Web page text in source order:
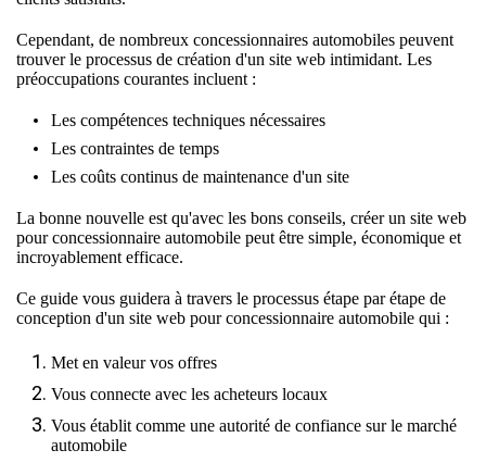
Cependant, de nombreux concessionnaires automobiles peuvent
trouver le processus de création d'un site web intimidant. Les
préoccupations courantes incluent :
Les compétences techniques nécessaires
Les contraintes de temps
Les coûts continus de maintenance d'un site
La bonne nouvelle est qu'avec les bons conseils, créer un site web
pour concessionnaire automobile peut être simple, économique et
incroyablement efficace.
Ce guide vous guidera à travers le processus étape par étape de
conception d'un site web pour concessionnaire automobile qui :
Met en valeur vos offres
Vous connecte avec les acheteurs locaux
Vous établit comme une autorité de confiance sur le marché
automobile